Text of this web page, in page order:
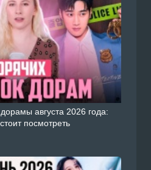
августа 2026 года:
посмотреть